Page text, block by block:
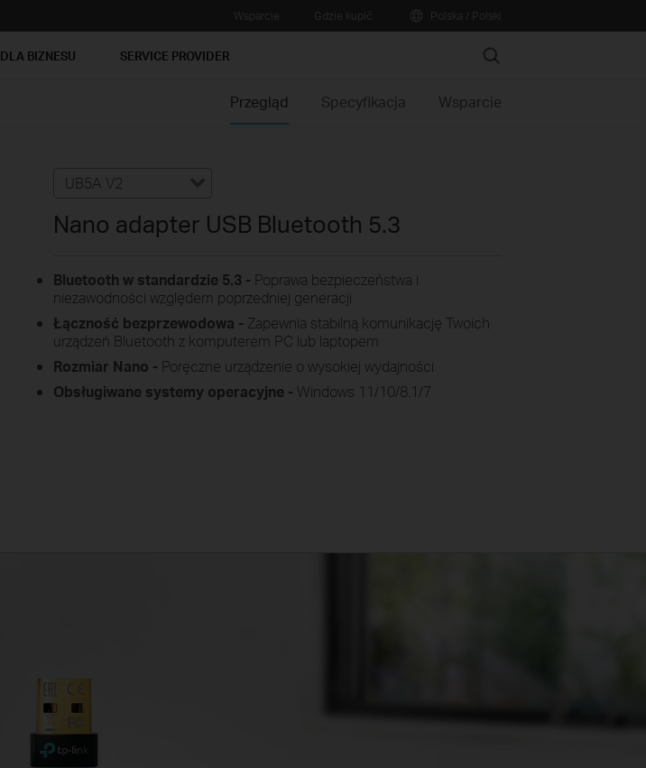
DLA BIZNESU SERVICE PROVIDER Search
Przegląd Specyfikacja Wsparcie
UB5A V2
Nano adapter USB Bluetooth 5.3
Bluetooth w standardzie 5.3 - Poprawa bezpieczeństwa i
niezawodności względem poprzedniej generacji
Łączność bezprzewodowa - Zapewnia stabilną komunikację Twoich
urządzeń Bluetooth z komputerem PC lub laptopem
Rozmiar Nano - Poręczne urządzenie o wysokiej wydajności
Obsługiwane systemy operacyjne - Windows 11/10/8.1/7